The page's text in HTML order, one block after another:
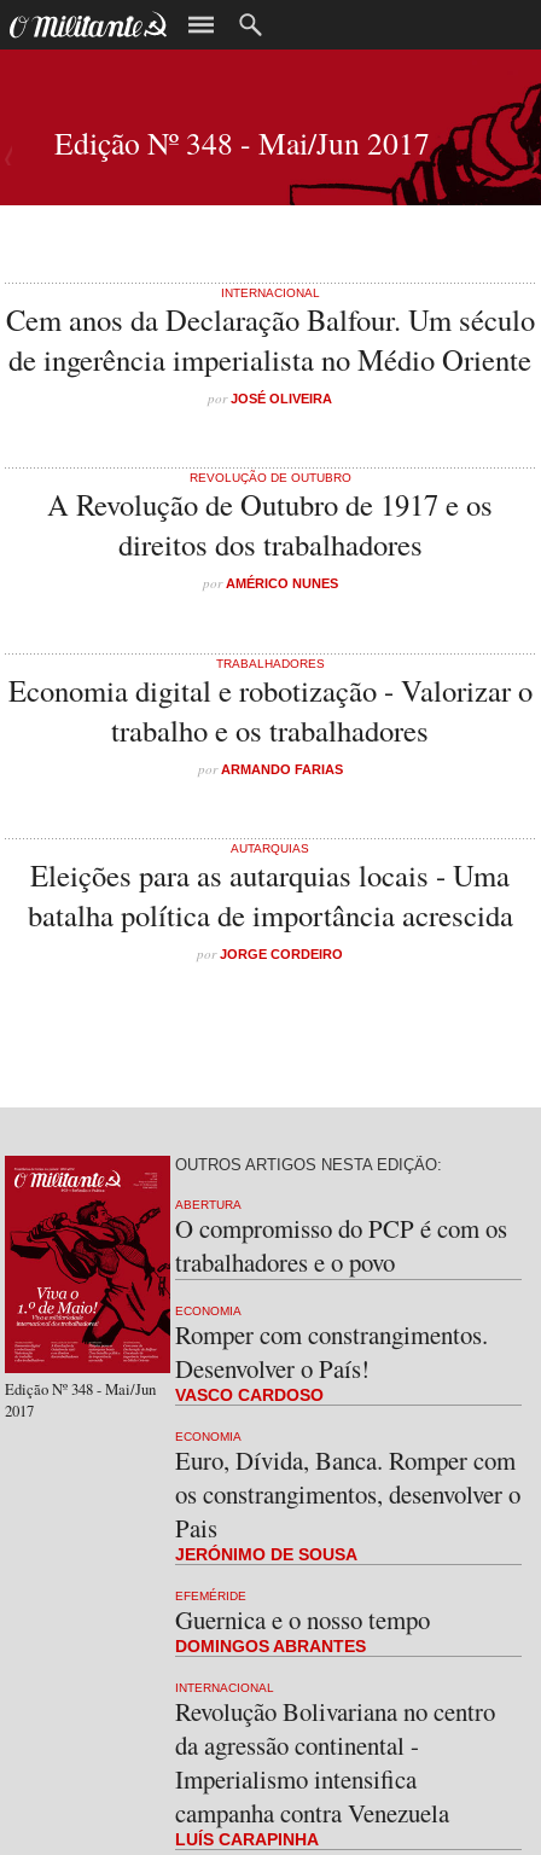
Edição Nº 348 - Mai/Jun 2017
INTERNACIONAL
Cem anos da Declaração Balfour. Um século
de ingerência imperialista no Médio Oriente
porJOSÉ OLIVEIRA
REVOLUÇÃO DE OUTUBRO
A Revolução de Outubro de 1917 e os
direitos dos trabalhadores
porAMÉRICO NUNES
TRABALHADORES
Economia digital e robotização - Valorizar o
trabalho e os trabalhadores
porARMANDO FARIAS
AUTARQUIAS
Eleições para as autarquias locais - Uma
batalha política de importância acrescida
porJORGE CORDEIRO
Edição Nº 348 - Mai/Jun
2017
OUTROS ARTIGOS NESTA EDIÇÃO:
ABERTURA
O compromisso do PCP é com os
trabalhadores e o povo
ECONOMIA
Romper com constrangimentos.
Desenvolver o País!
VASCO CARDOSO
ECONOMIA
Euro, Dívida, Banca. Romper com
os constrangimentos, desenvolver o
Pais
JERÓNIMO DE SOUSA
EFEMÉRIDE
Guernica e o nosso tempo
DOMINGOS ABRANTES
INTERNACIONAL
Revolução Bolivariana no centro
da agressão continental -
Imperialismo intensifica
campanha contra Venezuela
LUÍS CARAPINHA